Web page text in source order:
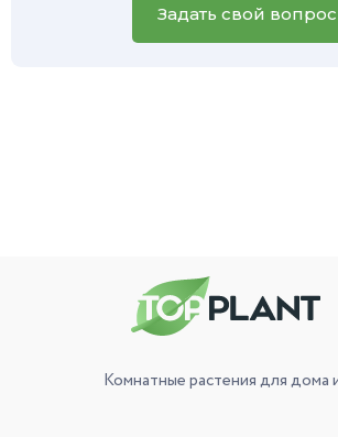
Задать свой вопрос
Комнатные растениядля дома